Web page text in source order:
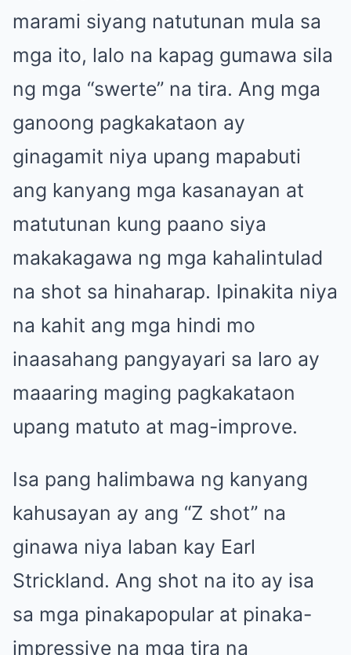
marami siyang natutunan mula sa
mga ito, lalo na kapag gumawa sila
ng mga “swerte” na tira. Ang mga
ganoong pagkakataon ay
ginagamit niya upang mapabuti
ang kanyang mga kasanayan at
matutunan kung paano siya
makakagawa ng mga kahalintulad
na shot sa hinaharap. Ipinakita niya
na kahit ang mga hindi mo
inaasahang pangyayari sa laro ay
maaaring maging pagkakataon
upang matuto at mag-improve.
Isa pang halimbawa ng kanyang
kahusayan ay ang “Z shot” na
ginawa niya laban kay Earl
Strickland. Ang shot na ito ay isa
sa mga pinakapopular at pinaka-
impressive na mga tira na